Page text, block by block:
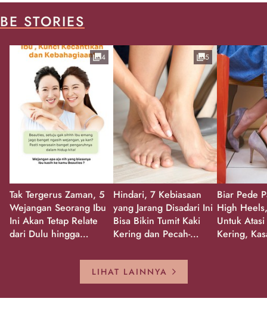
BE STORIES
Tak Tergerus Zaman, 5
Wejangan Seorang Ibu
Ini Akan Tetap Relate
dari Dulu hingga
4
Hindari, 7 Kebiasaan
yang Jarang Disadari Ini
Bisa Bikin Tumit Kaki
Kering dan Pecah-
5
Biar Pede
High
Untuk
Kering,
LIHAT LAINNYA